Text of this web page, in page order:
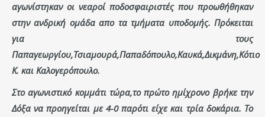
αγωνίστηκαν οι νεαροί ποδοσφαιριστές που προωθήθηκαν
στην ανδρική ομάδα απο τα τμήματα υποδομής. Πρόκειται
για τους
Παπαγεωργίου,Τσιαμουρά,Παπαδόπουλο,Καυκά,Δικμάνη,Κότιο
Κ. και Καλογερόπουλο.
Στο αγωνιστικό κομμάτι τώρα,το πρώτο ημίχρονο βρήκε την
Δόξα να προηγείται με 4-0 παρότι είχε και τρία δοκάρια. Το